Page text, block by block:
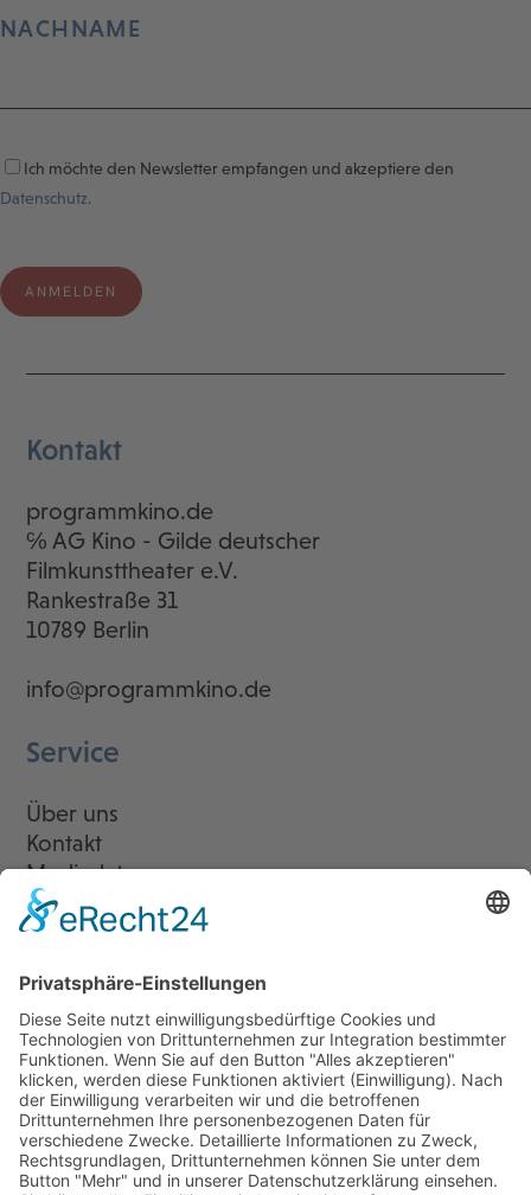
NACHNAME
Ich möchte den Newsletter empfangen und akzeptiere den
Datenschutz.
Kontakt
programmkino.de
℅ AG Kino - Gilde deutscher
Filmkunsttheater e.V.
Rankestraße 31
10789 Berlin
info@programmkino.de
Service
Über uns
Kontakt
Mediadaten
Newsletter
LogIn
Legal
Impressum
Datenschutzerklärung
Cookie-Einstellungen